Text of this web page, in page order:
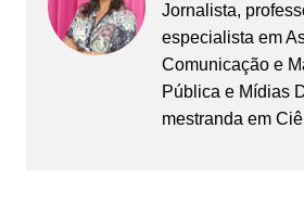
Jornalista,
especialista em
Comunicação e
Pública e Mídias
mestranda em